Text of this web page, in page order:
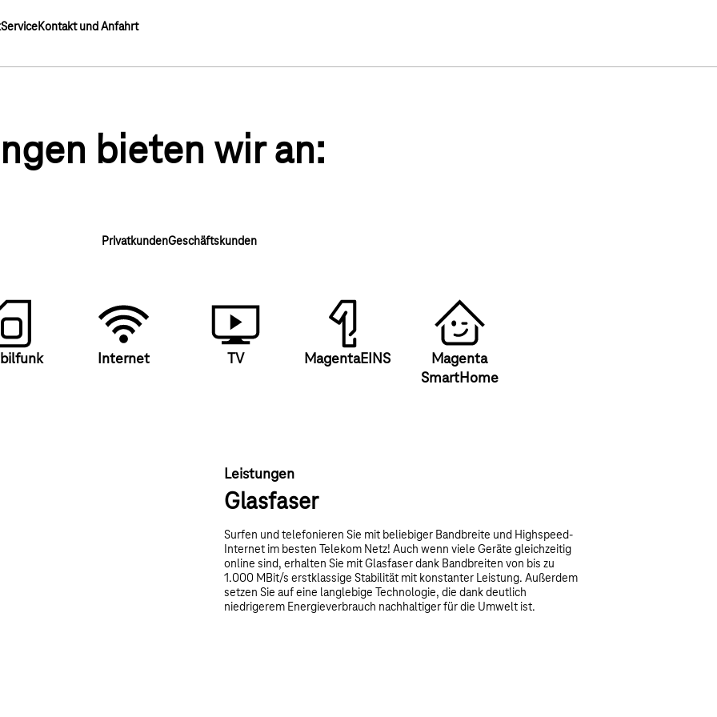
ServiceKontakt und Anfahrt
bieten wir an:
PrivatkundenGeschäftskunden
Internet TV MagentaEINS
Magenta
SmartHome
Leistungen
Glasfaser
Surfen und telefonieren Sie mit beliebiger Bandbreite und Highspeed-
Internet im besten Telekom Netz! Auch wenn viele Geräte gleichzeitig
online sind, erhalten Sie mit Glasfaser dank Bandbreiten von bis zu
1.000 MBit/s erstklassige Stabilität mit konstanter Leistung. Außerdem
setzen Sie auf eine langlebige Technologie, die dank deutlich
niedrigerem Energieverbrauch nachhaltiger für die Umwelt ist.